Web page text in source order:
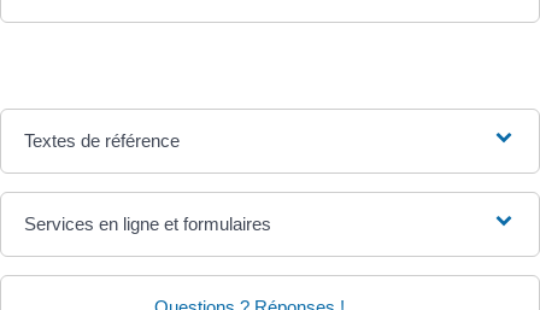
Textes de référence
Services en ligne et formulaires